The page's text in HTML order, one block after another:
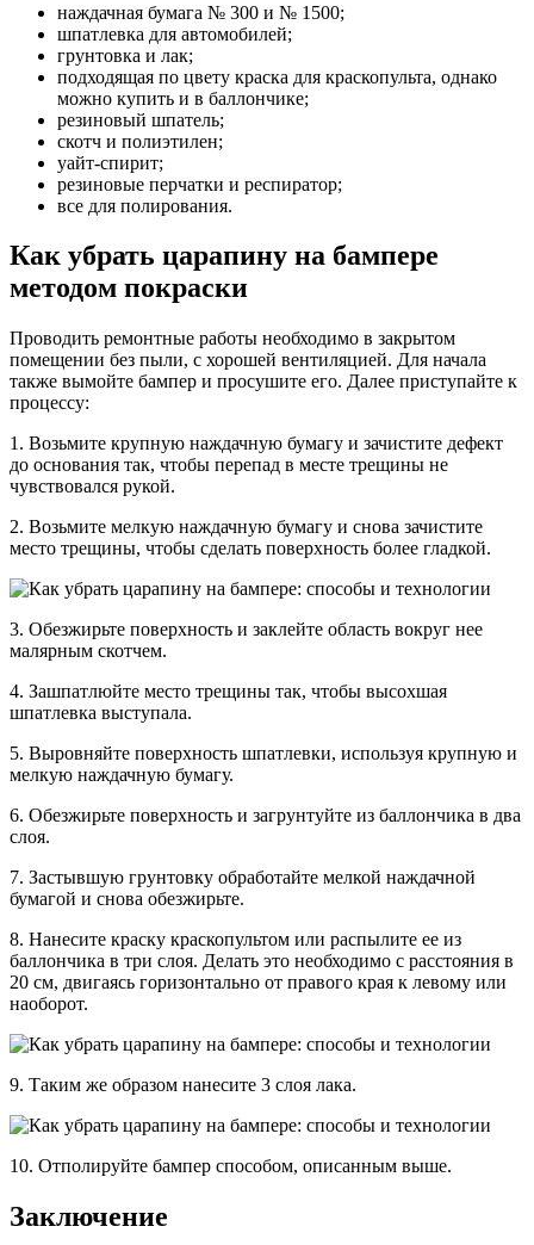
наждачная бумага № 300 и № 1500;
шпатлевка для автомобилей;
грунтовка и лак;
подходящая по цвету краска для краскопульта, однако
можно купить и в баллончике;
резиновый шпатель;
скотч и полиэтилен;
уайт-спирит;
резиновые перчатки и респиратор;
все для полирования.
Как убрать царапину на бампере
методом покраски
Проводить ремонтные работы необходимо в закрытом
помещении без пыли, с хорошей вентиляцией. Для начала
также вымойте бампер и просушите его. Далее приступайте к
процессу:
1. Возьмите крупную наждачную бумагу и зачистите дефект
до основания так, чтобы перепад в месте трещины не
чувствовался рукой.
2. Возьмите мелкую наждачную бумагу и снова зачистите
место трещины, чтобы сделать поверхность более гладкой.
3. Обезжирьте поверхность и заклейте область вокруг нее
малярным скотчем.
4. Зашпатлюйте место трещины так, чтобы высохшая
шпатлевка выступала.
5. Выровняйте поверхность шпатлевки, используя крупную и
мелкую наждачную бумагу.
6. Обезжирьте поверхность и загрунтуйте из баллончика в два
слоя.
7. Застывшую грунтовку обработайте мелкой наждачной
бумагой и снова обезжирьте.
8. Нанесите краску краскопультом или распылите ее из
баллончика в три слоя. Делать это необходимо с расстояния в
20 см, двигаясь горизонтально от правого края к левому или
наоборот.
9. Таким же образом нанесите 3 слоя лака.
10. Отполируйте бампер способом, описанным выше.
Заключение